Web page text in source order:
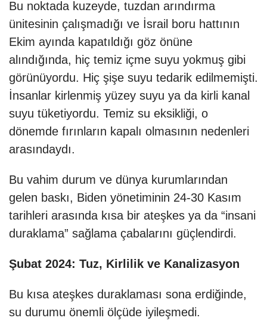
Bu noktada kuzeyde, tuzdan arındırma
ünitesinin çalışmadığı ve İsrail boru hattının
Ekim ayında kapatıldığı göz önüne
alındığında, hiç temiz içme suyu yokmuş gibi
görünüyordu. Hiç şişe suyu tedarik edilmemişti.
İnsanlar kirlenmiş yüzey suyu ya da kirli kanal
suyu tüketiyordu. Temiz su eksikliği, o
dönemde fırınların kapalı olmasının nedenleri
arasındaydı.
Bu vahim durum ve dünya kurumlarından
gelen baskı, Biden yönetiminin 24-30 Kasım
tarihleri arasında kısa bir ateşkes ya da “insani
duraklama” sağlama çabalarını güçlendirdi.
Şubat 2024: Tuz, Kirlilik ve Kanalizasyon
Bu kısa ateşkes duraklaması sona erdiğinde,
su durumu önemli ölçüde iyileşmedi.